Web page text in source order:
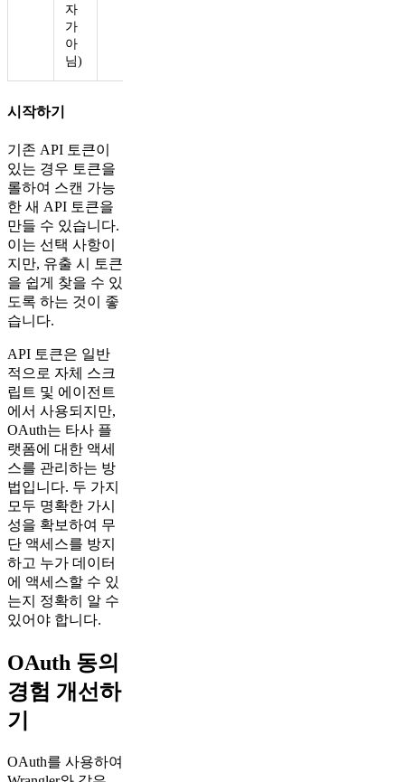
자
가
아
님)
시작하기
기존 API 토큰이
있는 경우 토큰을
롤하여 스캔 가능
한 새 API 토큰을
만들 수 있습니다.
이는 선택 사항이
지만, 유출 시 토큰
을 쉽게 찾을 수 있
도록 하는 것이 좋
습니다.
API 토큰은 일반
적으로 자체 스크
립트 및 에이전트
에서 사용되지만,
OAuth는 타사 플
랫폼에 대한 액세
스를 관리하는 방
법입니다. 두 가지
모두 명확한 가시
성을 확보하여 무
단 액세스를 방지
하고 누가 데이터
에 액세스할 수 있
는지 정확히 알 수
있어야 합니다.
OAuth 동의
경험 개선하
기
OAuth를 사용하여